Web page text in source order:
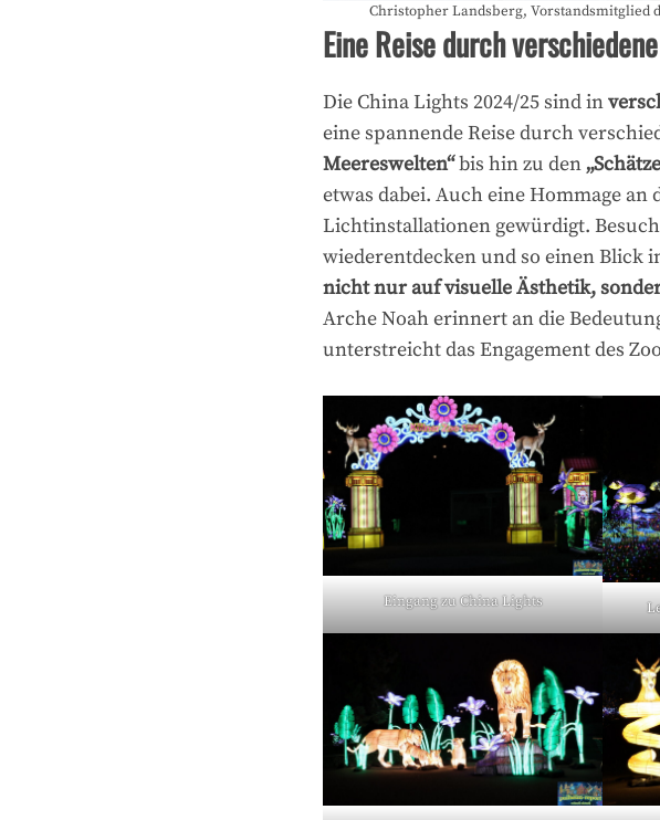
Christopher Landsberg, Vorstandsmitglied
Eine Reise durch
Die China Lights 2024/25 sind in
eine spannende Reise durch
Meereswelten“bis hin zu den
etwas dabei. Auch eine Hommage
Lichtinstallationen gewürdigt.
wiederentdecken und so einen Blick
nicht nur auf visuelle Ästhetik,
Arche Noah erinnert an die
unterstreicht das Engagement des
Eingang zu China Lights